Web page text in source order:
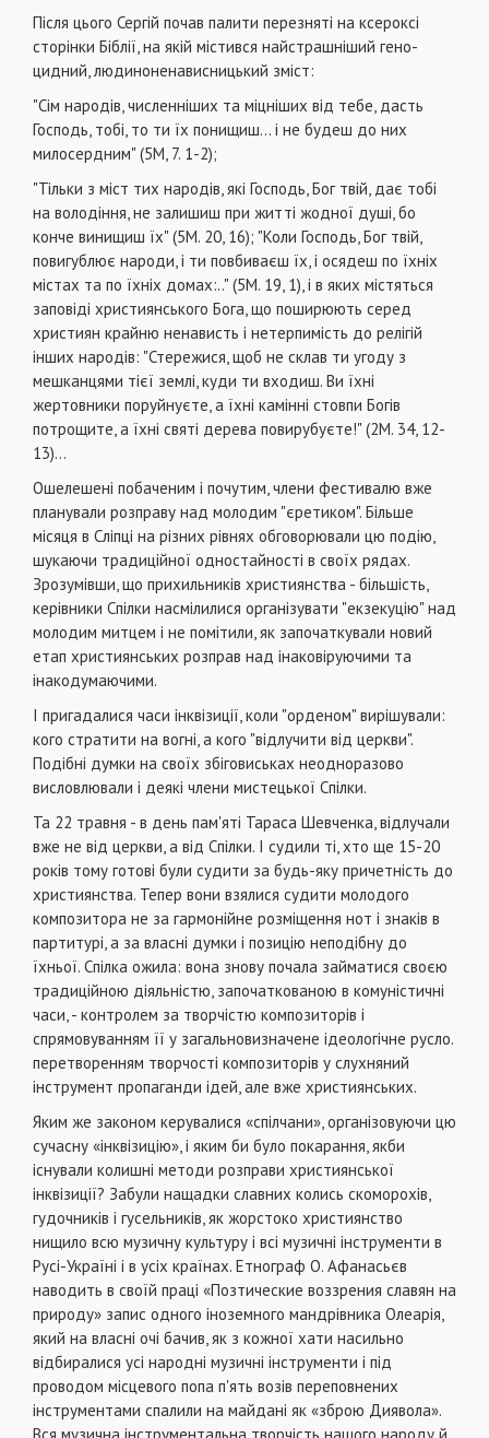
Після цього Сергій почав палити перезняті на ксеро­ксі
сторінки Біблії, на якій містився найстрашніший гено­
цидний, людиноненависницький зміст:
"Сім народів, численніших та міцніших від те­бе, дасть
Господь, тобі, то ти їх понищиш... і не будеш до них
милосердним" (5М, 7. 1-2);
"Тільки з міст тих народів, які Господь, Бог твій, дає тобі
на володіння, не залишиш при житті жодної душі, бо
конче винищиш їх" (5М. 20, 16); "Коли Господь, Бог твій,
повигублює народи, і ти повби­ваєш їх, і осядеш по їхніх
містах та по їхніх домах:.." (5М. 19, 1), і в яких містяться
заповіді християнського Бога, що поширюють серед
християн крайню ненависть і нетерпимість до релігій
інших народів: "Стережися, щоб не склав ти угоду з
мешканцями тієї землі, куди ти входиш. Ви їхні
жертовники поруйнуєте, а їхні ка­мінні стовпи Богів
потрощите, а їхні святі дерева повирубуєте!" (2М. 34, 12-
13)...
Ошелешені побаченим і почутим, члени фестива­лю вже
планували розправу над молодим "єретиком". Більше
місяця в Сліпці на різних рівнях обговорювали цю подію,
шукаючи традиційної одностайності в своїх ря­дах.
Зрозумівши, що прихильників християнства - біль­шість,
керівники Спілки насмілилися організувати "екзе­куцію" над
молодим митцем і не помітили, як започатку­вали новий
етап християнських розправ над інаковіруючими та
інакодумаючими.
І пригадалися часи інквізиції, коли "орденом" вирі­шували:
кого стратити на вогні, а кого "відлучити від це­ркви".
Подібні думки на своїх збіговиськах неодноразо­во
висловлювали і деякі члени мистецької Спілки.
Та 22 травня - в день пам'яті Тараса Шевченка, від­лучали
вже не від церкви, а від Спілки. І судили ті, хто ще 15-20
років тому готові були судити за будь-яку при­четність до
християнства. Тепер вони взялися судити молодого
композитора не за гармонійне розміщення нот і знаків в
партитурі, а за власні думки і позицію неподіб­ну до
їхньої. Спілка ожила: вона знову почала займати­ся своєю
традиційною діяльністю, започаткованою в ко­муністичні
часи, - контролем за творчістю композиторів і
спрямовуванням її у загальновизначене ідеологічне ру­сло.
перетворенням творчості композиторів у слухняний
інструмент пропаганди ідей, але вже християнських.
Яким же законом керувалися «спілчани», організо­вуючи цю
сучасну «інквізицію», і яким би було покаран­ня, якби
існували колишні методи розправи християнсь­кої
інквізиції? Забули нащадки славних колись скомо­рохів,
гудочників і гусельників, як жорстоко християнс­тво
нищило всю музичну культуру і всі музичні інстру­менти в
Русі-Україні і в усіх країнах. Етнограф О. Афанасьєв
наводить в своїй праці «Позтические воззрения славян на
природу» запис одного іноземного мандрів­ника Олеарія,
який на власні очі бачив, як з кожної хати насильно
відбиралися усі народні музичні інструменти і під
проводом місцевого попа п'ять возів переповнених
інструментами спалили на майдані як «зброю Диявола».